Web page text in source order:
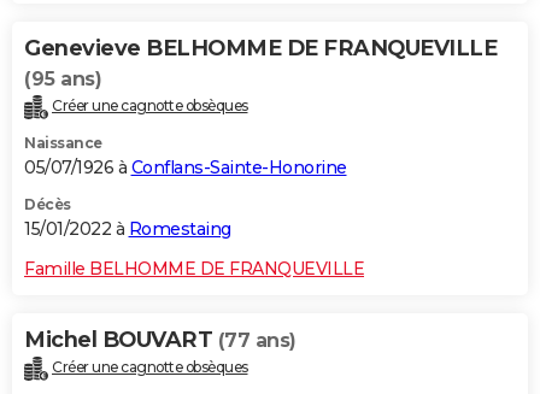
Genevieve BELHOMME DE FRANQUEVILLE
(95 ans)
Créer une cagnotte obsèques
Naissance
05/07/1926 à Conflans-Sainte-Honorine
Décès
15/01/2022 à Romestaing
Famille BELHOMME DE FRANQUEVILLE
Michel BOUVART (77 ans)
Créer une cagnotte obsèques